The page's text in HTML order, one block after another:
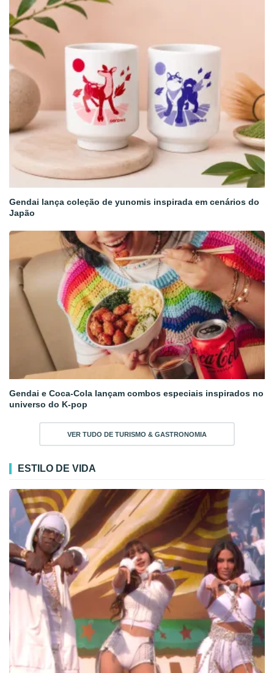
Gendai lança coleção de yunomis inspirada em cenários do
Japão
Gendai e Coca-Cola lançam combos especiais inspirados no
universo do K-pop
VER TUDO DE TURISMO & GASTRONOMIA
ESTILO DE VIDA